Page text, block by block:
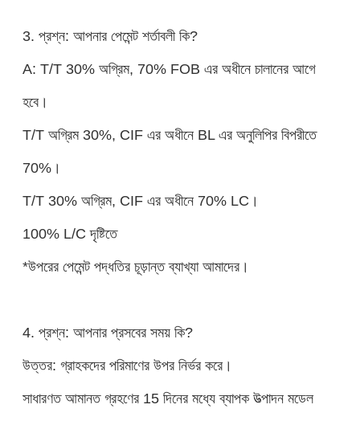
3. প্রশ্ন: আপনার পেমেন্ট শর্তাবলী কি?
A: T/T 30% অগ্রিম, 70% FOB এর অধীনে চালানের আগে
হবে।
T/T অগ্রিম 30%, CIF এর অধীনে BL এর অনুলিপির বিপরীতে
70%।
T/T 30% অগ্রিম, CIF এর অধীনে 70% LC।
100% L/C দৃষ্টিতে
*উপরের পেমেন্ট পদ্ধতির চূড়ান্ত ব্যাখ্যা আমাদের।
4. প্রশ্ন: আপনার প্রসবের সময় কি?
উত্তর: গ্রাহকদের পরিমাণের উপর নির্ভর করে।
সাধারণত আমানত গ্রহণের 15 দিনের মধ্যে ব্যাপক উত্পাদন মডেল